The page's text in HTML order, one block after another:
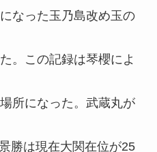
なった玉乃島改め玉の
。この記録は琴櫻によ
所になった。武蔵丸が
勝は現在大関在位が25